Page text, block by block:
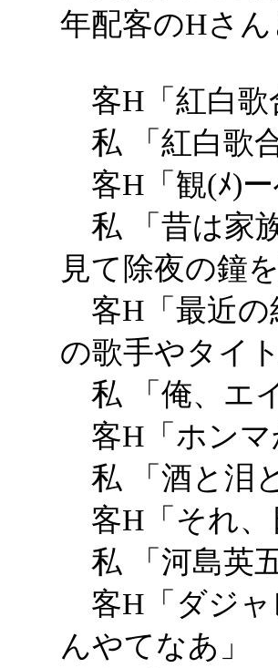
年配客のHさ
客H「紅白歌
私 「紅白歌
客H「観(ﾒ)
私 「昔は家
見て除夜の鐘
客H「最近の
の歌手やタイ
私 「俺、エ
客H「ホンマ
私 「酒と泪
客H「それ、
私 「河島英
客H「ダジャ
んやてなあ」